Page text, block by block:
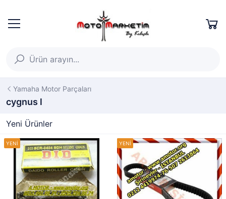
Yamaha Motor Parçaları
cygnus l
Yeni Ürünler